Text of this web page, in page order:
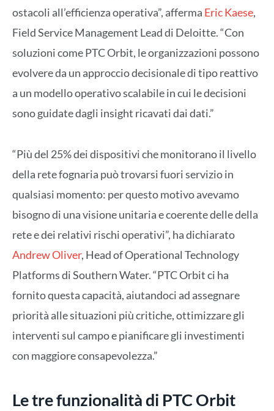
ostacoli all’efficienza operativa”, afferma Eric Kaese,
Field Service Management Lead di Deloitte. “Con
soluzioni come PTC Orbit, le organizzazioni possono
evolvere da un approccio decisionale di tipo reattivo
a un modello operativo scalabile in cui le decisioni
sono guidate dagli insight ricavati dai dati.”
“Più del 25% dei dispositivi che monitorano il livello
della rete fognaria può trovarsi fuori servizio in
qualsiasi momento: per questo motivo avevamo
bisogno di una visione unitaria e coerente delle della
rete e dei relativi rischi operativi”, ha dichiarato
Andrew Oliver, Head of Operational Technology
Platforms di Southern Water. “PTC Orbit ci ha
fornito questa capacità, aiutandoci ad assegnare
priorità alle situazioni più critiche, ottimizzare gli
interventi sul campo e pianificare gli investimenti
con maggiore consapevolezza.”
Le tre funzionalità di PTC Orbit